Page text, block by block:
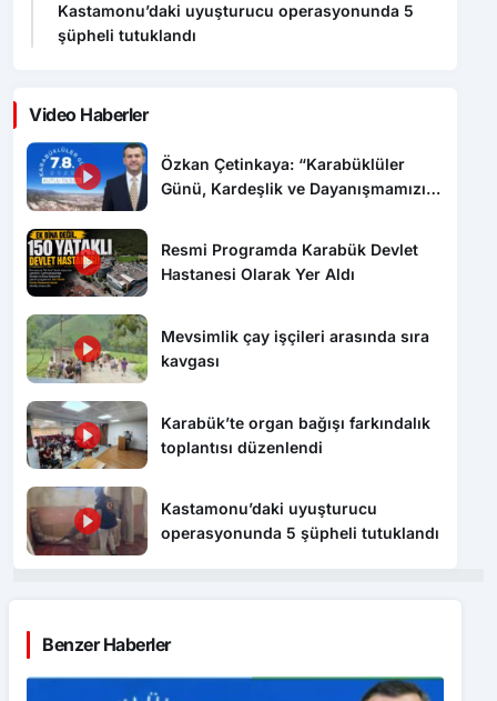
Kastamonu’daki uyuşturucu operasyonunda 5
şüpheli tutuklandı
Video Haberler
Özkan Çetinkaya: “Karabüklüler
Günü, Kardeşlik ve Dayanışmamızın
Resmi Programda Karabük Devlet
Hastanesi Olarak Yer Aldı
Mevsimlik çay işçileri arasında sıra
kavgası
Karabük’te organ bağışı farkındalık
toplantısı düzenlendi
Kastamonu’daki uyuşturucu
operasyonunda 5 şüpheli tutuklandı
Benzer Haberler